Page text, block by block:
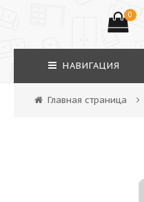
0
НАВИГАЦИЯ
Главная страница